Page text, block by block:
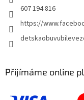
607 194 816
https://
Přijímáme online